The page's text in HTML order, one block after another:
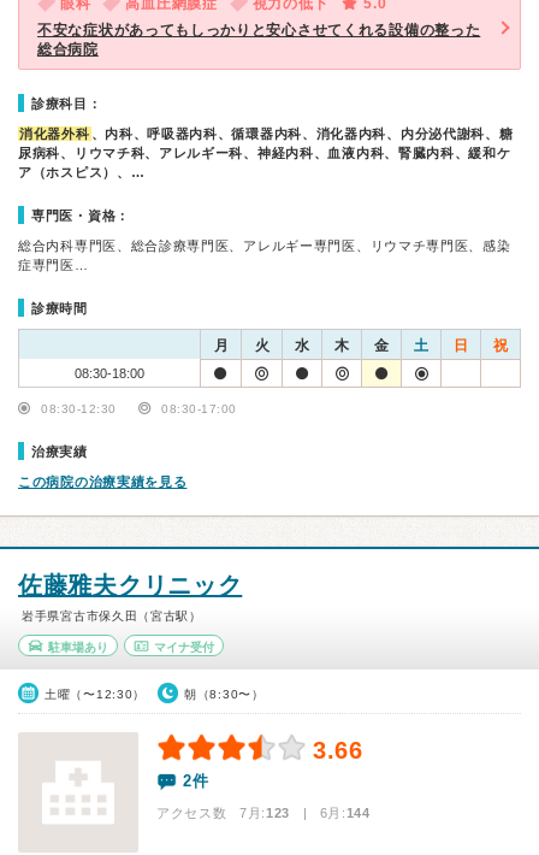
眼科 高血圧網膜症 視力の低下
5.0
不安な症状があってもしっかりと安心させてくれる設備の整った
総合病院
診療科目：
消化器外科 、内科、呼吸器内科、循環器内科、消化器内科、内分泌代謝科、糖
尿病科、リウマチ科、アレルギー科、神経内科、血液内科、腎臓内科、緩和ケ
ア（ホスピス）、…
専門医・資格：
総合内科専門医、総合診療専門医、アレルギー専門医、リウマチ専門医、感染
症専門医…
診療時間
月 火 水 木 金 土 日 祝
08:30-18:00
08:30-12:30 08:30-17:00
治療実績
この病院の治療実績を見る
佐藤雅夫クリニック
岩手県宮古市保久田（宮古駅）
駐車場あり マイナ受付
土曜（〜12:30） 朝（8:30〜）
3.66
2件
アクセス数 7月:123 | 6月:144